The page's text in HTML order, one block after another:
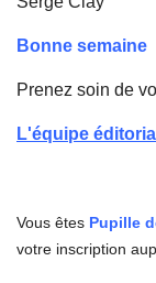
Bonne semaine
Prenez soin de
L'équipe
Vous êtes Pupille
votre inscription